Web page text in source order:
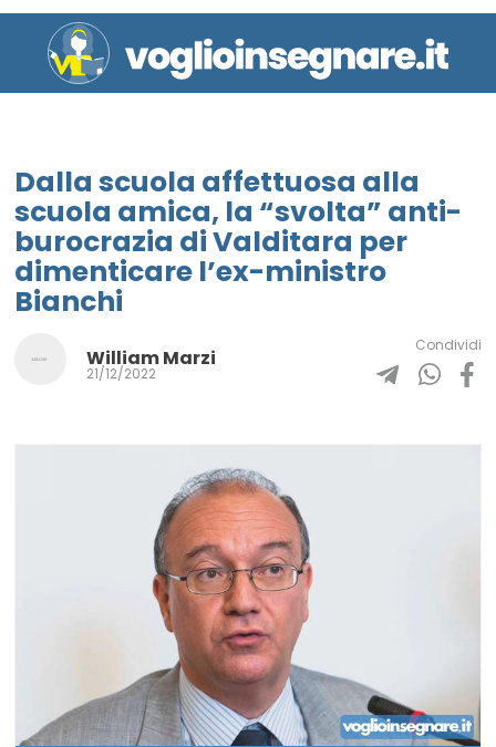
Dalla scuola affettuosa alla
scuola amica, la “svolta” anti-
burocrazia di Valditara per
dimenticare l’ex-ministro
Bianchi
William Marzi
21/12/2022
Condividi